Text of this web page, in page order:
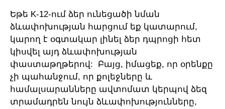
Եթե K-12-ում ձեր ունեցածի նման
ձևափոխության հարցում եք կատարում,
կարող է օգտակար լինել ձեր դպրոցի հետ
կիսվել այդ ձևափոխության
փաստաթղթերով: Բայց, իմացեք, որ օրենքը
չի պահանջում, որ քոլեջները և
համալսարանները ավտոմատ կերպով ձեզ
տրամադրեն նույն ձևափոխությունները,